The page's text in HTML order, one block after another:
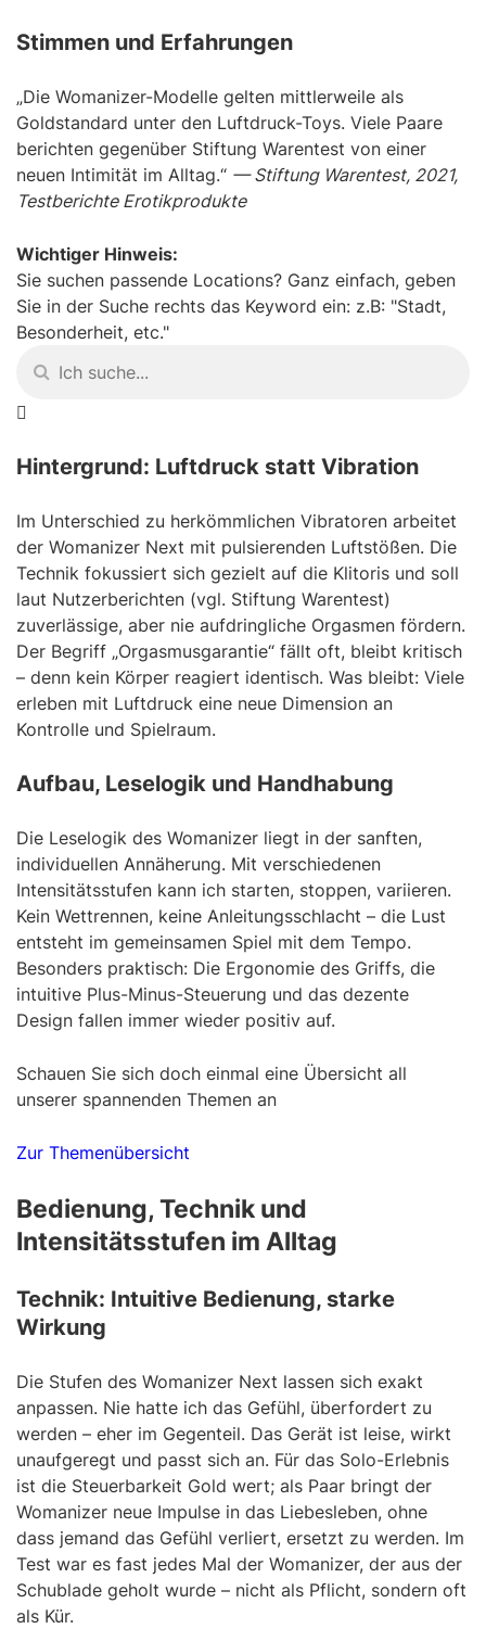
Stimmen und Erfahrungen
„Die Womanizer-Modelle gelten mittlerweile als
Goldstandard unter den Luftdruck-Toys. Viele Paare
berichten gegenüber Stiftung Warentest von einer
neuen Intimität im Alltag.“ — Stiftung Warentest, 2021,
Testberichte Erotikprodukte
Wichtiger Hinweis:
Sie suchen passende Locations? Ganz einfach, geben
Sie in der Suche rechts das Keyword ein: z.B: "Stadt,
Besonderheit, etc."
Hintergrund: Luftdruck statt Vibration
Im Unterschied zu herkömmlichen Vibratoren arbeitet
der Womanizer Next mit pulsierenden Luftstößen. Die
Technik fokussiert sich gezielt auf die Klitoris und soll
laut Nutzerberichten (vgl. Stiftung Warentest)
zuverlässige, aber nie aufdringliche Orgasmen fördern.
Der Begriff „Orgasmusgarantie“ fällt oft, bleibt kritisch
– denn kein Körper reagiert identisch. Was bleibt: Viele
erleben mit Luftdruck eine neue Dimension an
Kontrolle und Spielraum.
Aufbau, Leselogik und Handhabung
Die Leselogik des Womanizer liegt in der sanften,
individuellen Annäherung. Mit verschiedenen
Intensitätsstufen kann ich starten, stoppen, variieren.
Kein Wettrennen, keine Anleitungsschlacht – die Lust
entsteht im gemeinsamen Spiel mit dem Tempo.
Besonders praktisch: Die Ergonomie des Griffs, die
intuitive Plus-Minus-Steuerung und das dezente
Design fallen immer wieder positiv auf.
Schauen Sie sich doch einmal eine Übersicht all
unserer spannenden Themen an
Zur Themenübersicht
Bedienung, Technik und
Intensitätsstufen im Alltag
Technik: Intuitive Bedienung, starke
Wirkung
Die Stufen des Womanizer Next lassen sich exakt
anpassen. Nie hatte ich das Gefühl, überfordert zu
werden – eher im Gegenteil. Das Gerät ist leise, wirkt
unaufgeregt und passt sich an. Für das Solo-Erlebnis
ist die Steuerbarkeit Gold wert; als Paar bringt der
Womanizer neue Impulse in das Liebesleben, ohne
dass jemand das Gefühl verliert, ersetzt zu werden. Im
Test war es fast jedes Mal der Womanizer, der aus der
Schublade geholt wurde – nicht als Pflicht, sondern oft
als Kür.